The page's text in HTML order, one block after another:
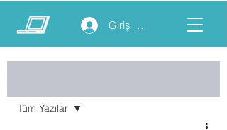
Giriş yap
Tüm Yazılar